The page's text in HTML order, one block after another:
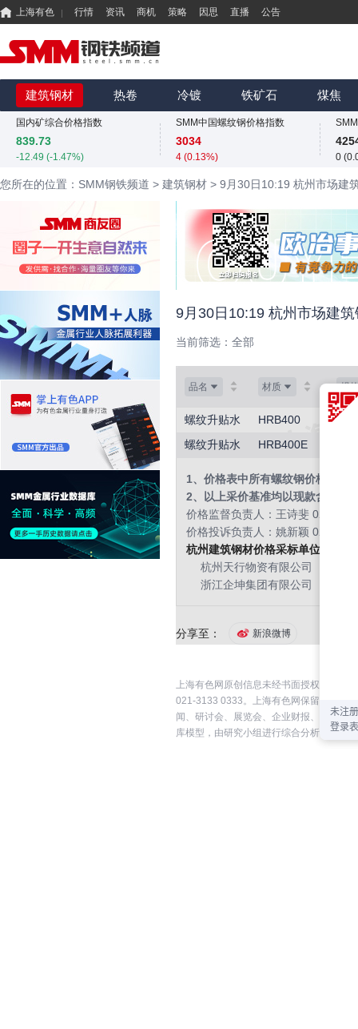
上海有色 行情 资讯 商机 策略 因思 直播 公告
建筑钢材 热卷 冷镀 铁矿石 煤焦
国内矿综合价格指数
839.73
-12.49 (-1.47%)
815
0 (0.00%)
国内矿综合价格指数
839.73
-12.49 (-1.47%)
815
国内矿综合价格指数
839.73
-12.49 (-1.47%)
SMM中国螺纹钢价格指数
1925
SMM中国螺纹钢价格指数
3034
4 (0.13%)
1925
SMM中国螺纹钢价格指数
3034
4 (0.13%)
0
0
您所在的位置：SMM钢铁频道 > 建筑钢材 > 9月30日10:19 杭州市场建
9月30日10:19 杭州市场建
当前筛选： 全部
品名 材质 规
螺纹升贴水 HRB400
螺纹升贴水
HRB400E
1、价格表中所有螺纹钢价格为理
2、以上采价基准均以现款含税转
价格监督负责人：王诗斐 021-
价格投诉负责人：姚新颖 021-
杭州建筑钢材价格采标单位：
杭州天行物资有限公司
浙江企坤集团有限公司
分享至： 新浪微博
上海有色网原创信息未经书面授权，禁止
021-3133 0333。上海有色网保留追究侵
闻、研讨会、展览会、企业财报、券商报
库模型，由研究小组进行综合分析和合理